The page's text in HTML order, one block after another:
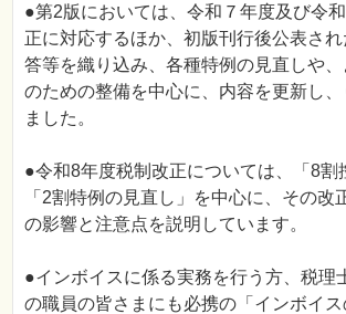
●第2版においては、令和７年度及び令
正に対応するほか、初版刊行後公表さ
答等を織り込み、各種特例の見直しや
のための整備を中心に、内容を更新し
ました。
●令和8年度税制改正については、「8割
「2割特例の見直し」を中心に、その改
の影響と注意点を説明しています。
●インボイスに係る実務を行う方、税理
の職員の皆さまにも必携の「インボイ